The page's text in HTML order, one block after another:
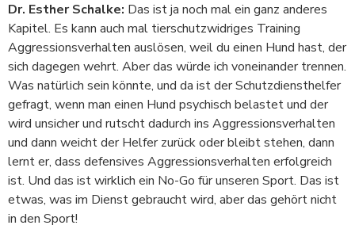
Dr. Esther Schalke: Das ist ja noch mal ein ganz anderes
Kapitel. Es kann auch mal tierschutzwidriges Training
Aggressionsverhalten auslösen, weil du einen Hund hast, der
sich dagegen wehrt. Aber das würde ich voneinander trennen.
Was natürlich sein könnte, und da ist der Schutzdiensthelfer
gefragt, wenn man einen Hund psychisch belastet und der
wird unsicher und rutscht dadurch ins Aggressionsverhalten
und dann weicht der Helfer zurück oder bleibt stehen, dann
lernt er, dass defensives Aggressionsverhalten erfolgreich
ist. Und das ist wirklich ein No-Go für unseren Sport. Das ist
etwas, was im Dienst gebraucht wird, aber das gehört nicht
in den Sport!